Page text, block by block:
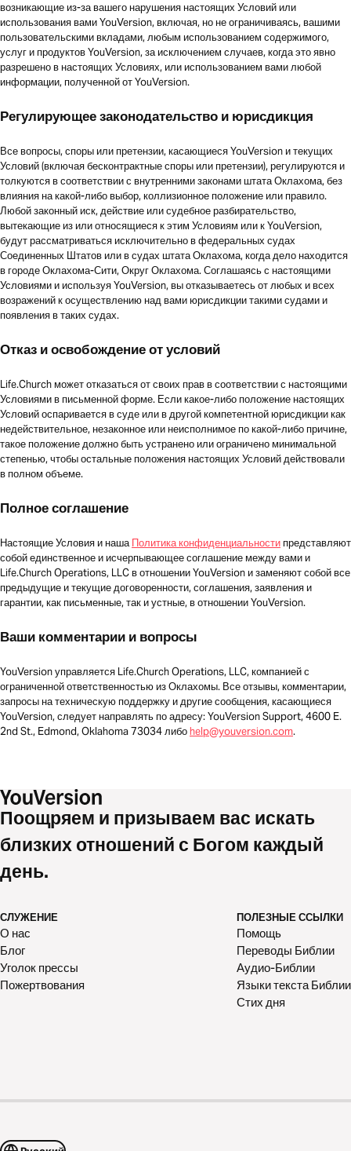
возникающие из-за вашего нарушения настоящих Условий или
использования вами YouVersion, включая, но не ограничиваясь, вашими
пользовательскими вкладами, любым использованием содержимого,
услуг и продуктов YouVersion, за исключением случаев, когда это явно
разрешено в настоящих Условиях, или использованием вами любой
информации, полученной от YouVersion.
Регулирующее законодательство и юрисдикция
Все вопросы, споры или претензии, касающиеся YouVersion и текущих
Условий (включая бесконтрактные споры или претензии), регулируются и
толкуются в соответствии с внутренними законами штата Оклахома, без
влияния на какой-либо выбор, коллизионное положение или правило.
Любой законный иск, действие или судебное разбирательство,
вытекающие из или относящиеся к этим Условиям или к YouVersion,
будут рассматриваться исключительно в федеральных судах
Соединенных Штатов или в судах штата Оклахома, когда дело находится
в городе Оклахома-Сити, Округ Оклахома. Соглашаясь с настоящими
Условиями и используя YouVersion, вы отказываетесь от любых и всех
возражений к осуществлению над вами юрисдикции такими судами и
появления в таких судах.
Отказ и освобождение от условий
Life.Church может отказаться от своих прав в соответствии с настоящими
Условиями в письменной форме. Если какое-либо положение настоящих
Условий оспаривается в суде или в другой компетентной юрисдикции как
недействительное, незаконное или неисполнимое по какой-либо причине,
такое положение должно быть устранено или ограничено минимальной
степенью, чтобы остальные положения настоящих Условий действовали
в полном объеме.
Полное соглашение
Настоящие Условия и нашаПолитика конфиденциальности представляют
собой единственное и исчерпывающее соглашение между вами и
Life.Church Operations, LLC в отношении YouVersion и заменяют собой все
предыдущие и текущие договоренности, соглашения, заявления и
гарантии, как письменные, так и устные, в отношении YouVersion.
Ваши комментарии и вопросы
YouVersion управляется Life.Church Operations, LLC, компанией с
ограниченной ответственностью из Оклахомы. Все отзывы, комментарии,
запросы на техническую поддержку и другие сообщения, касающиеся
YouVersion, следует направлять по адресу: YouVersion Support, 4600 E.
2nd St., Edmond, Oklahoma 73034 либоhelp@youversion.com.
Поощряем и призываем вас искать
близких отношений с Богом каждый
день.
СЛУЖЕНИЕ
О нас
Блог
Уголок прессы
Пожертвования
ПОЛЕЗНЫЕ ССЫЛКИ
Помощь
Переводы Библии
Аудио-Библии
Языки текста Библии
Стих дня